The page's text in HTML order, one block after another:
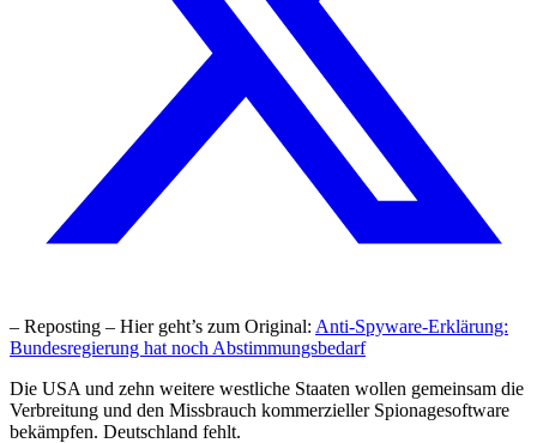
– Reposting – Hier geht’s zum Original: Anti-Spyware-Erklärung:
Bundesregierung hat noch Abstimmungsbedarf
Die USA und zehn weitere westliche Staaten wollen gemeinsam die
Verbreitung und den Missbrauch kommerzieller Spionagesoftware
bekämpfen. Deutschland fehlt.